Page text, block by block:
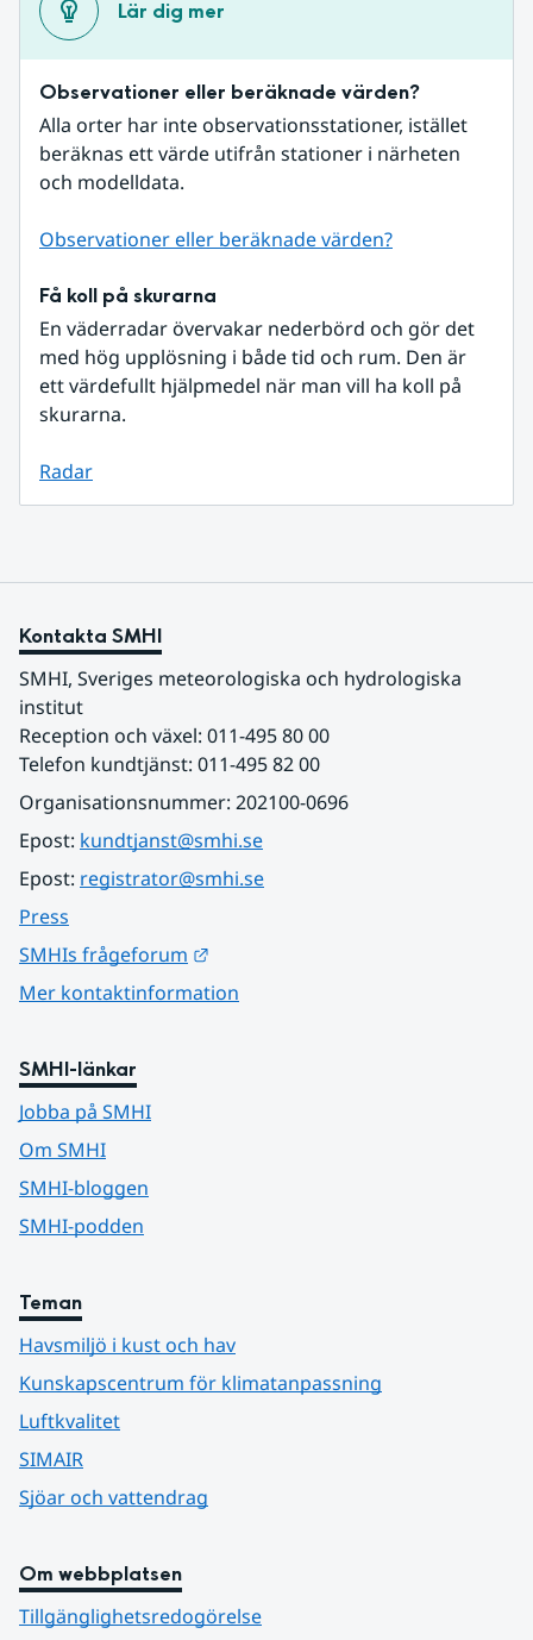
Lär dig mer
Observationer eller beräknade värden?
Alla orter har inte observationsstationer, istället
beräknas ett värde utifrån stationer i närheten
och modelldata.
Observationer eller beräknade värden?
Få koll på skurarna
En väderradar övervakar nederbörd och gör det
med hög upplösning i både tid och rum. Den är
ett värdefullt hjälpmedel när man vill ha koll på
skurarna.
Radar
Kontakta SMHI
SMHI, Sveriges meteorologiska och hydrologiska
institut
Reception och växel: 011-495 80 00
Telefon kundtjänst: 011-495 82 00
Organisationsnummer: 202100-0696
Epost: kundtjanst@smhi.se
Epost: registrator@smhi.se
Press
SMHIs frågeforum
Mer kontaktinformation
SMHI-länkar
Jobba på SMHI
Om SMHI
SMHI-bloggen
SMHI-podden
Teman
Havsmiljö i kust och hav
Kunskapscentrum för klimatanpassning
Luftkvalitet
SIMAIR
Sjöar och vattendrag
Om webbplatsen
Tillgänglighetsredogörelse